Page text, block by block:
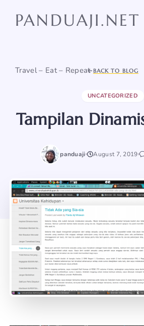
PANDUAJI.NET
Travel – Eat – Repeat BACK TO BLOG
UNCATEGORIZED
Tampilan
panduaji August 7, 2019